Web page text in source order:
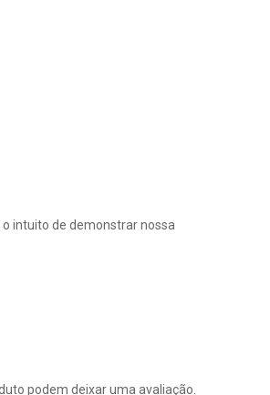
intuito de demonstrar nossa
podem deixar uma avaliação.